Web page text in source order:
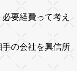
要経費って考え
の会社を興信所